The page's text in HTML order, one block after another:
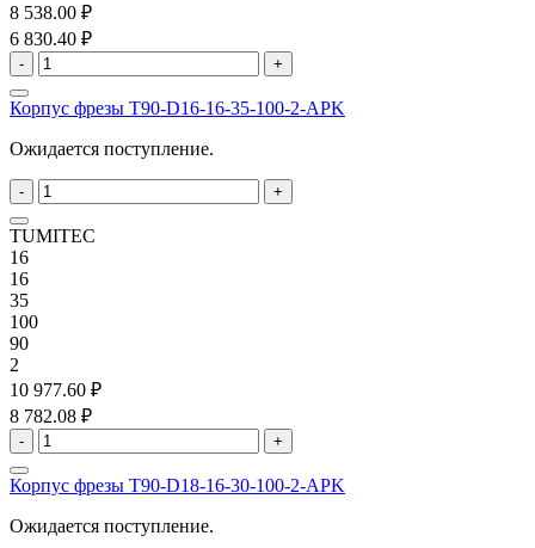
8 538.00 ₽
6 830.40 ₽
- +
Корпус фрезы T90-D16-16-35-100-2-APK
Ожидается поступление.
- +
TUMITEC
16
16
35
100
90
2
10 977.60 ₽
8 782.08 ₽
- +
Корпус фрезы T90-D18-16-30-100-2-APK
Ожидается поступление.